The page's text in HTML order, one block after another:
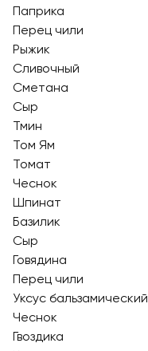
Паприка
Перец чили
Рыжик
Сливочный
Сметана
Сыр
Тмин
Том Ям
Томат
Чеснок
Шпинат
Базилик
Сыр
Говядина
Перец чили
Уксус бальзамический
Чеснок
Гвоздика